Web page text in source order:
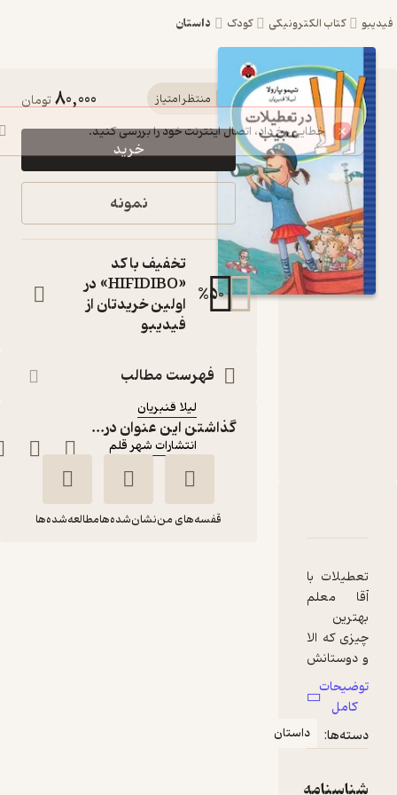
کتاب الکترونیکی کودک داستان
کتاب الا در
تعطیلات
عجیب اثر
تیمو پارولا
نشر
انتشارات
شهر قلم
کتاب
متنی
تیمو پارولا
مترجم
لیلا قنبریان
ناشر:
انتشارات شهر قلم
دربارۀ الا در تعطیلات عجیب
تعطیلات با
آقا معلم
بهترین
چیزی که الا
و دوستانش
می ‌توانند
تصور کنند.
از این جزیره
به آن جزیره
سفر کردن،
توضیحات
کامل
دسته‌ها:
داستان
شناسنامه
منتظر امتیاز 80,000تومان
خرید
نمونه
%50
تخفیف با کد
«HIFIDIBO» در
اولین خریدتان از
فیدیبو
فهرست مطالب
گذاشتن این عنوان در...
قفسه‌های من نشان‌شده‌هامطالعه‌شده‌ها